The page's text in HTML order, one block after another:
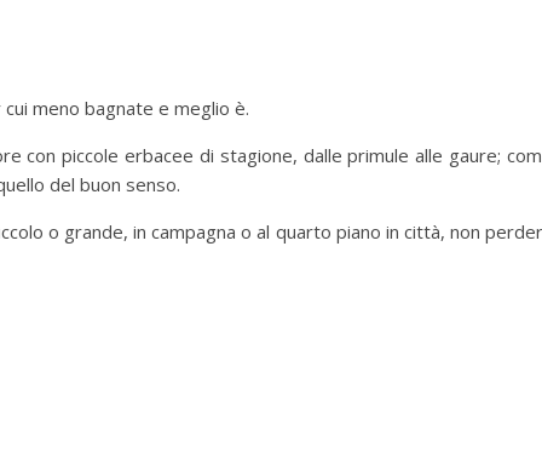
meno bagnate e meglio è.
con piccole erbacee di stagione, dalle primule alle gaure;
del buon senso.
o grande, in campagna o al quarto piano in città, non